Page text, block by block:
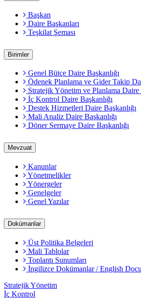
Başkan
Daire Başkanları
Teşkilat Şeması
Birimler
Genel Bütçe Daire Başkanlığı
Ödenek Planlama ve Gider Takip
Stratejik Yönetim ve Planlama Daire
İç Kontrol Daire Başkanlığı
Destek Hizmetleri Daire Başkanlığı
Mali Analiz Daire Başkanlığı
Döner Sermaye Daire Başkanlığı
Mevzuat
Kanunlar
Yönetmelikler
Yönergeler
Genelgeler
Genel Yazılar
Dokümanlar
Üst Politika Belgeleri
Mali Tablolar
Toplantı Sunumları
İngilizce Dokümanlar / English
Stratejik Yönetim
İç Kontrol